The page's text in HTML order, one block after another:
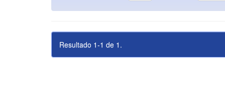
Resultado 1-1 de 1.